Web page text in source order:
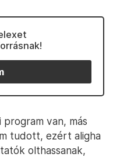
program van, más
tudott, ezért aligha
olthassanak,